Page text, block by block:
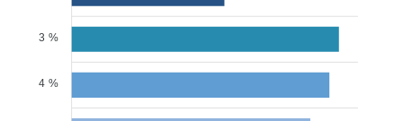
3 %
4 %